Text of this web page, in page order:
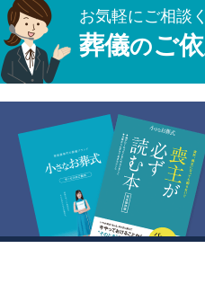
お気軽にご相談
葬儀のご